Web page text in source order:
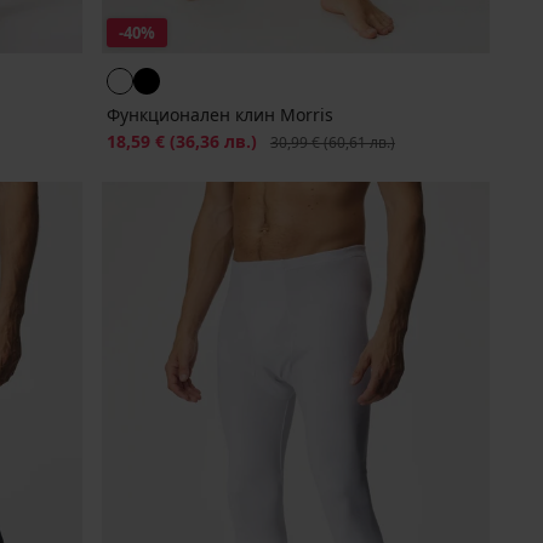
-40%
Функционален клин Morris
Намаление
18,59 € (36,36 лв.) Първоначална цена
30,99 €(60,61 лв.)